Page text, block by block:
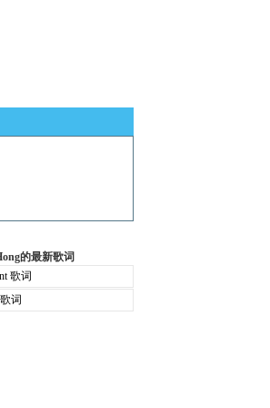
的最新歌词
歌词
词